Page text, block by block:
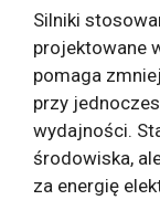
Silniki
projektowane
pomaga
przy
wydajności.
środowiska,
za energię